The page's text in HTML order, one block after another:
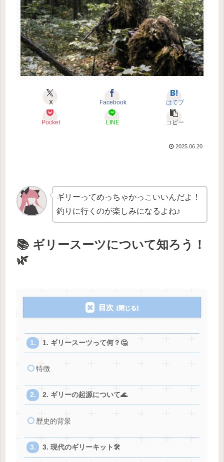
X Facebook はてブ
Pocket LINE コピー
2025.06.20
ギリーってめっちゃかっこいいんだよ！
釣りに行くのが楽しみになるよね♪
📚 ギリースーツについて知ろう！
🌿
目次
1. ギリースーツって何？🤔
特徴
2. ギリーの起源について🌊
歴史的背景
3. 現代のギリーキット🛠️